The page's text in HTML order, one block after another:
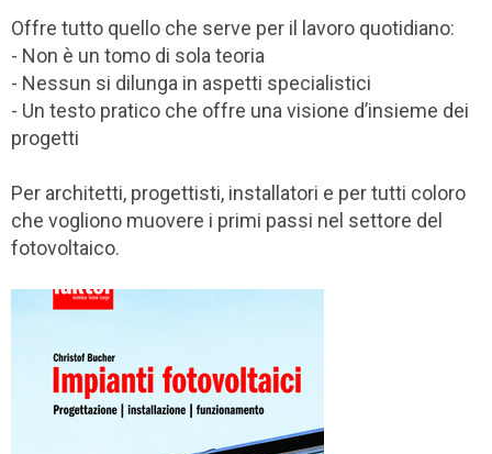
Offre tutto quello che serve per il lavoro quotidiano:
- Non è un tomo di sola teoria
- Nessun si dilunga in aspetti specialistici
- Un testo pratico che offre una visione d’insieme dei
progetti
Per architetti, progettisti, installatori e per tutti coloro
che vogliono muovere i primi passi nel settore del
fotovoltaico.